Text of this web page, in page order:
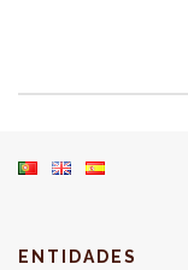
ENTIDADES